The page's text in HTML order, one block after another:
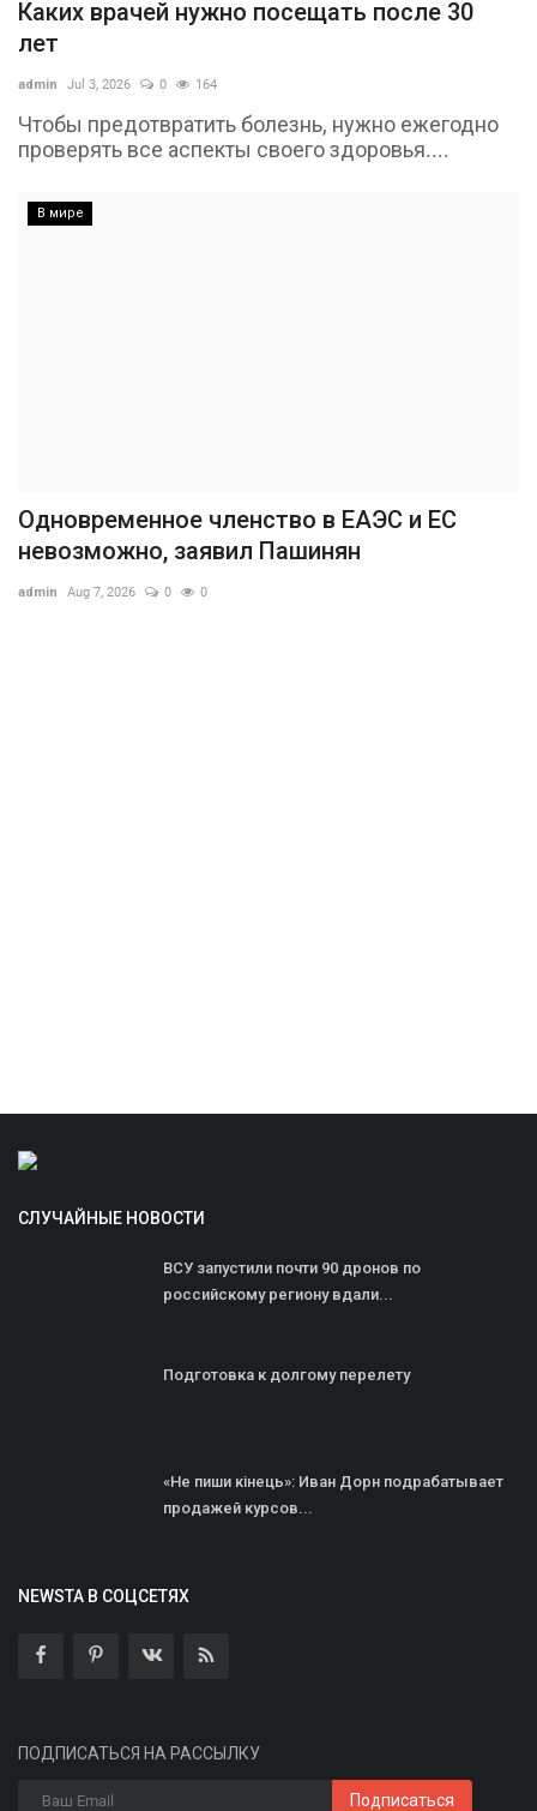
Каких врачей нужно посещать после 30
лет
admin Jul 3, 2026 0 164
Чтобы предотвратить болезнь, нужно ежегодно
проверять все аспекты своего здоровья....
В мире
Одновременное членство в ЕАЭС и ЕС
невозможно, заявил Пашинян
admin Aug 7, 2026 0 0
СЛУЧАЙНЫЕ НОВОСТИ
ВСУ запустили почти 90 дронов по
российскому региону вдали...
Подготовка к долгому перелету
«Не пиши кінець»: Иван Дорн подрабатывает
продажей курсов...
NEWSTA В СОЦСЕТЯХ
ПОДПИСАТЬСЯ НА РАССЫЛКУ
Подписаться